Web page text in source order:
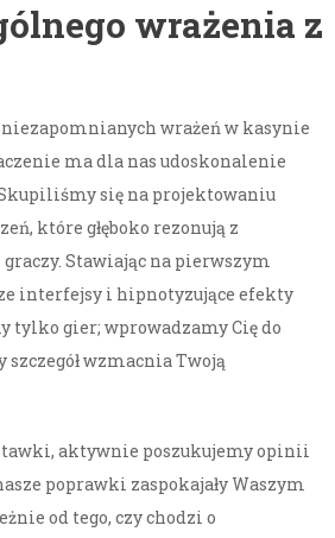
wrażenia z
wrażeń w kasynie
ma dla nas udoskonalenie
Skupiliśmy się na projektowaniu
które głęboko rezonują z
Stawiając na pierwszym
interfejsy i hipnotyzujące efekty
tylko gier; wprowadzamy Cię do
wzmacnia Twoją
aktywnie poszukujemy opinii
poprawki zaspokajały Waszym
od tego, czy chodzi o